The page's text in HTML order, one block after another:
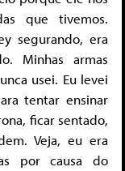
que tivemos.
segurando, era
Minhas armas
usei. Eu levei
tentar ensinar
ficar sentado,
Veja, eu era
por causa do